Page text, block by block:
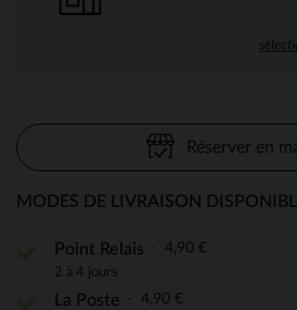
Réserver en
MODES DE LIVRAISON
Point Relais 4,90 €
2 à 4 jours
La Poste 4,90 €